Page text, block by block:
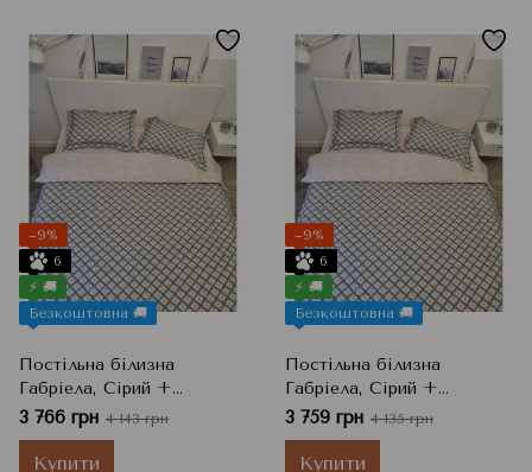
−9%
6
⚡ 🚚
Безкоштовна 🚚
Постільна білизна
Габріела, Сірий +
Блакитний, Сімейний
3 766 грн 4 143 грн
Купити
−9%
6
⚡ 🚚
Безкоштовна 🚚
Постільна білизна
Габріела, Сірий +
Блакитний, Євро
3 759 грн 4 135 грн
Купити